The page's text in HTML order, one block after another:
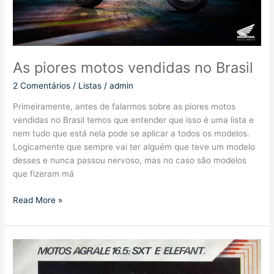
As piores motos vendidas no Brasil
2 Comentários / Listas /admin
Primeiramente, antes de falarmos sobre as piores motos
vendidas no Brasil temos que entender que isso é uma lista e
nem tudo que está nela pode se aplicar a todos os modelos.
Logicamente que sempre vai ter alguém que teve um modelo
desses e nunca passou nervoso, mas no caso são modelos
que fizeram má
As
motos
vendidas
Read More »